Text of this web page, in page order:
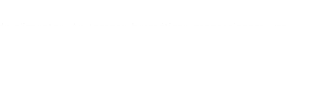
Além disso, o formato empilhável dos recipientes